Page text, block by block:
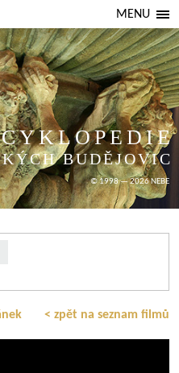
MENU
BUDĚJOVIC
© 1998 — 2026 NEBE
< zpět na seznam filmů